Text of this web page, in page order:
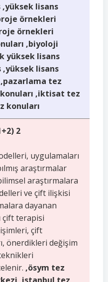
lisans
örnekleri
örnekleri
,biyoloji
yüksek lisans
lisans
tez
,iktisat tez
konuları
2
uygulamaları
araştırmalar
araştırmalara
ve çift ilişkisi
dayanan
çift terapisi
çift
önerdikleri değişim
,ösym tez